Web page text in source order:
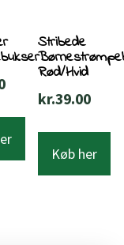
Stribede
Rød/Hvid
kr.39.00
Køb her